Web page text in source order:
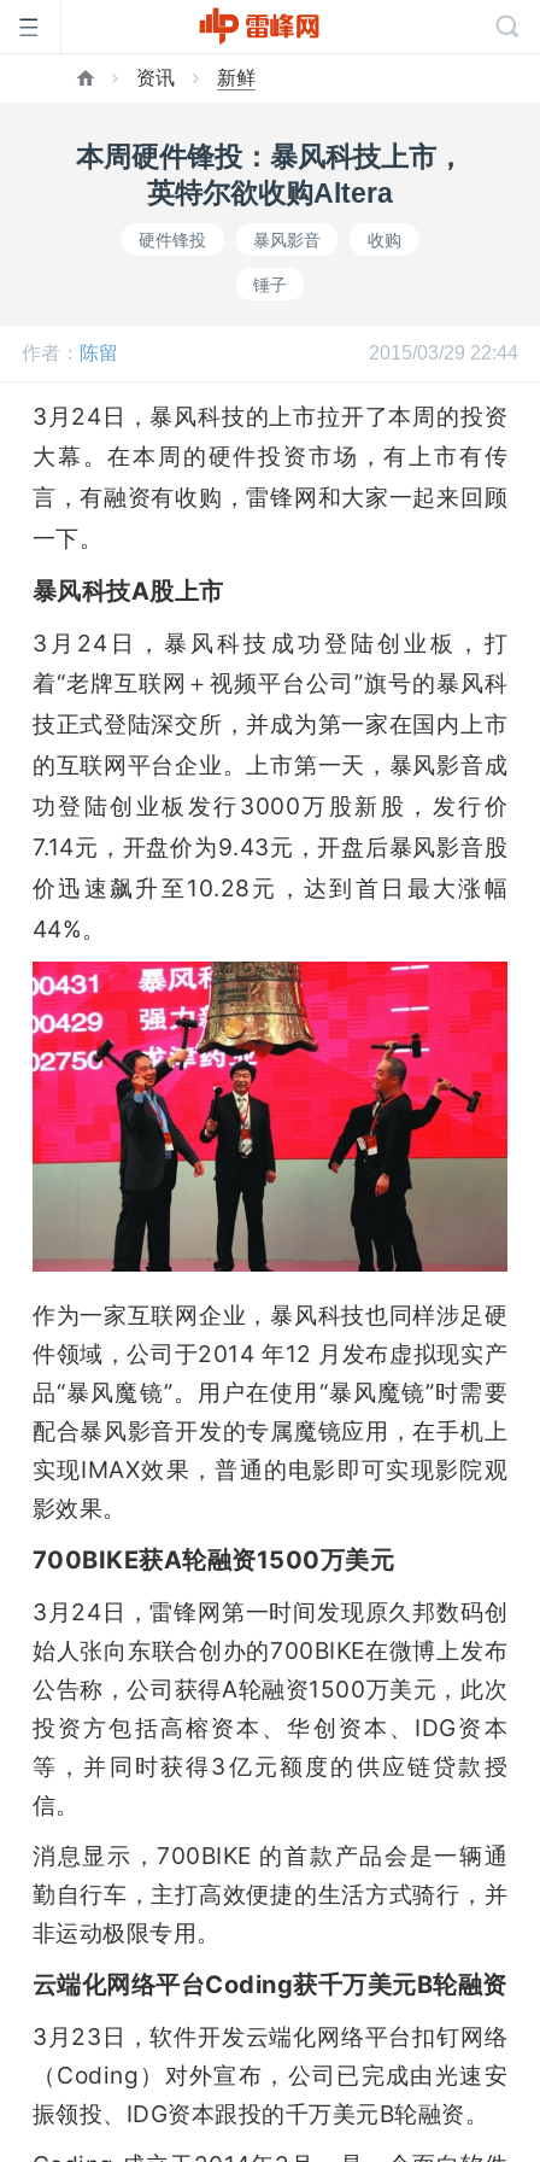
公
开
活
动
心
GAIR
专
题
搞
机
资讯 新鲜
本周硬件锋投：暴风科技上市，
英特尔欲收购Altera
硬件锋投 暴风影音 收购
锤子
作者： 陈留 2015/03/29 22:44
3月24日，暴风科技的上市拉开了本周的投资
大幕。在本周的硬件投资市场，有上市有传
言，有融资有收购，雷锋网和大家一起来回顾
一下。
暴风科技A股上市
3月24日，暴风科技成功登陆创业板，打
着“老牌互联网＋视频平台公司”旗号的暴风科
技正式登陆深交所，并成为第一家在国内上市
的互联网平台企业。上市第一天，暴风影音成
功登陆创业板发行3000万股新股，发行价
7.14元，开盘价为9.43元，开盘后暴风影音股
价迅速飙升至10.28元，达到首日最大涨幅
44%。
作为一家互联网企业，暴风科技也同样涉足硬
件领域，公司于2014 年12 月发布虚拟现实产
品“暴风魔镜”。用户在使用“暴风魔镜”时需要
配合暴风影音开发的专属魔镜应用，在手机上
实现IMAX效果，普通的电影即可实现影院观
影效果。
700BIKE获A轮融资1500万美元
3月24日，雷锋网第一时间发现原久邦数码创
始人张向东联合创办的700BIKE在微博上发布
公告称，公司获得A轮融资1500万美元，此次
投资方包括高榕资本、华创资本、IDG资本
等，并同时获得3亿元额度的供应链贷款授
信。
消息显示，700BIKE 的首款产品会是一辆通
勤自行车，主打高效便捷的生活方式骑行，并
非运动极限专用。
云端化网络平台Coding获千万美元B轮融资
3月23日，软件开发云端化网络平台扣钉网络
（Coding）对外宣布，公司已完成由光速安
振领投、IDG资本跟投的千万美元B轮融资。